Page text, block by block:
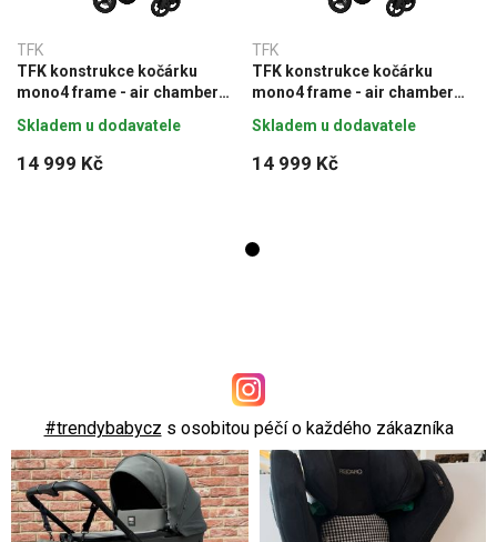
TFK
TFK konstrukce kočárku
mono4 frame - air chamber
14 999 Kč
Skladem u dodavatele
TFK
TFK konstrukce kočárku
mono4 frame - air chamber
14 999 Kč
Skladem u dodavatele
#trendybabycz s osobitou péčí o každého zákazníka